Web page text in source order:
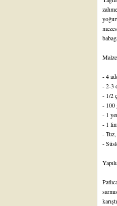
- 4
- 2-3
- 1/2
- 100
- 1
- 1
-
-